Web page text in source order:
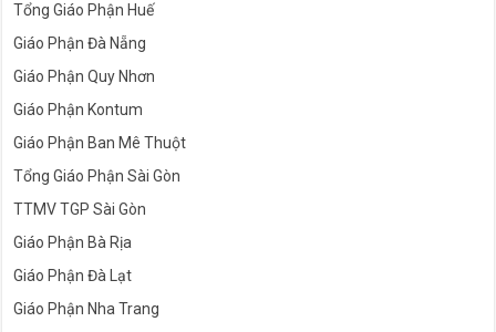
Tổng Giáo Phận Huế
Giáo Phận Đà Nẵng
Giáo Phận Quy Nhơn
Giáo Phận Kontum
Giáo Phận Ban Mê Thuột
Tổng Giáo Phận Sài Gòn
TTMV TGP Sài Gòn
Giáo Phận Bà Rịa
Giáo Phận Đà Lạt
Giáo Phận Nha Trang